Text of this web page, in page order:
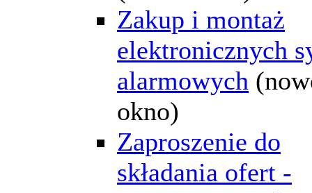
Zakup i montaż
elektronicznych
alarmowych
okno)
Zaproszenie do
składania ofert -